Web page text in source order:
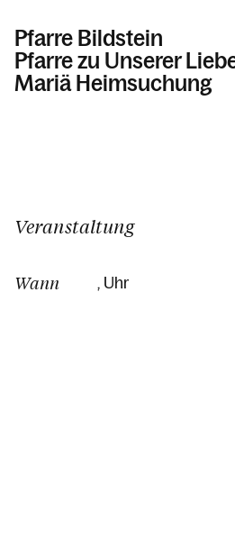
Pfarre Bildstein
Pfarre zu Unserer
Mariä Heimsuchung
Kalender
Personen
Veranstaltung
Wann , Uhr